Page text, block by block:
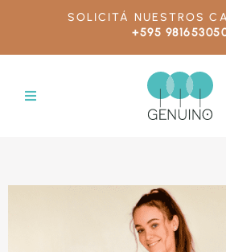
SOLICITÁ NUESTROS
+595